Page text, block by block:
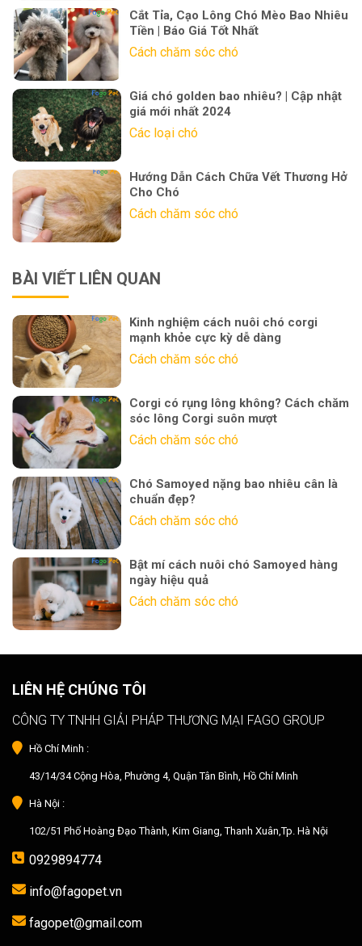
Cắt Tỉa, Cạo Lông Chó Mèo Bao Nhiêu
Tiền | Báo Giá Tốt Nhất
Cách chăm sóc chó
Giá chó golden bao nhiêu? | Cập nhật
giá mới nhất 2024
Các loại chó
Hướng Dẫn Cách Chữa Vết Thương Hở
Cho Chó
Cách chăm sóc chó
BÀI VIẾT LIÊN QUAN
Kinh nghiệm cách nuôi chó corgi
mạnh khỏe cực kỳ dễ dàng
Cách chăm sóc chó
Corgi có rụng lông không? Cách chăm
sóc lông Corgi suôn mượt
Cách chăm sóc chó
Chó Samoyed nặng bao nhiêu cân là
chuẩn đẹp?
Cách chăm sóc chó
Bật mí cách nuôi chó Samoyed hàng
ngày hiệu quả
Cách chăm sóc chó
LIÊN HỆ CHÚNG TÔI
CÔNG TY TNHH GIẢI PHÁP THƯƠNG MẠI FAGO GROUP
Hồ Chí Minh :
43/14/34 Cộng Hòa, Phường 4, Quận Tân Bình, Hồ Chí Minh
Hà Nội :
102/51 Phố Hoàng Đạo Thành, Kim Giang, Thanh Xuân,Tp. Hà Nội
0929894774
info@fagopet.vn
fagopet@gmail.com